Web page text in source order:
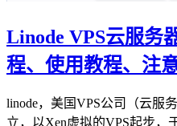
Linode VPS云服务
程、使用教程、注
linode，美国VPS公司（云服
立，以Xen虚拟的VPS起步，